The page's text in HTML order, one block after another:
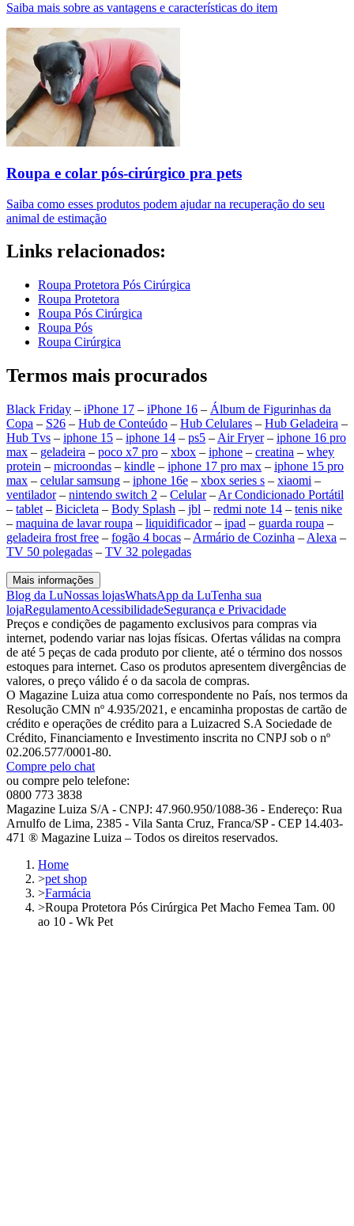
Saiba mais sobre as vantagens e características do item
Roupa e colar pós-cirúrgico pra pets
Saiba como esses produtos podem ajudar na recuperação do seu
animal de estimação
Links relacionados:
Roupa Protetora Pós Cirúrgica
Roupa Protetora
Roupa Pós Cirúrgica
Roupa Pós
Roupa Cirúrgica
Termos mais procurados
Black Friday – iPhone 17 – iPhone 16 – Álbum de Figurinhas da
Copa – S26 – Hub de Conteúdo – Hub Celulares – Hub Geladeira –
Hub Tvs – iphone 15 – iphone 14 – ps5 – Air Fryer– iphone 16 pro
max – geladeira – poco x7 pro – xbox – iphone – creatina – whey
protein – microondas – kindle – iphone 17 pro max – iphone 15 pro
max – celular samsung – iphone 16e – xbox series s – xiaomi –
ventilador– nintendo switch 2 – Celular– Ar Condicionado Portátil
– tablet – Bicicleta – Body Splash – jbl – redmi note 14 – tenis nike
– maquina de lavar roupa – liquidificador– ipad – guarda roupa –
geladeira frost free – fogão 4 bocas – Armário de Cozinha – Alexa –
TV 50 polegadas – TV 32 polegadas
Mais informações
Blog da LuNossas lojasWhatsApp da LuTenha sua
lojaRegulamentoAcessibilidadeSegurança e Privacidade
Preços e condições de pagamento exclusivos para compras via
internet, podendo variar nas lojas físicas. Ofertas válidas na compra
de até 5 peças de cada produto por cliente, até o término dos nossos
estoques para internet. Caso os produtos apresentem divergências de
valores, o preço válido é o da sacola de compras.
O Magazine Luiza atua como correspondente no País, nos termos da
Resolução CMN nº 4.935/2021, e encaminha propostas de cartão de
crédito e operações de crédito para a Luizacred S.A Sociedade de
Crédito, Financiamento e Investimento inscrita no CNPJ sob o nº
02.206.577/0001-80.
Compre pelo chat
ou compre pelo telefone:
0800 773 3838
Magazine Luiza S/A - CNPJ: 47.960.950/1088-36 - Endereço: Rua
Arnulfo de Lima, 2385 - Vila Santa Cruz, Franca/SP - CEP 14.403-
471 ® Magazine Luiza – Todos os direitos reservados.
Home
>pet shop
>Farmácia
>Roupa Protetora Pós Cirúrgica Pet Macho Femea Tam. 00
ao 10 - Wk Pet